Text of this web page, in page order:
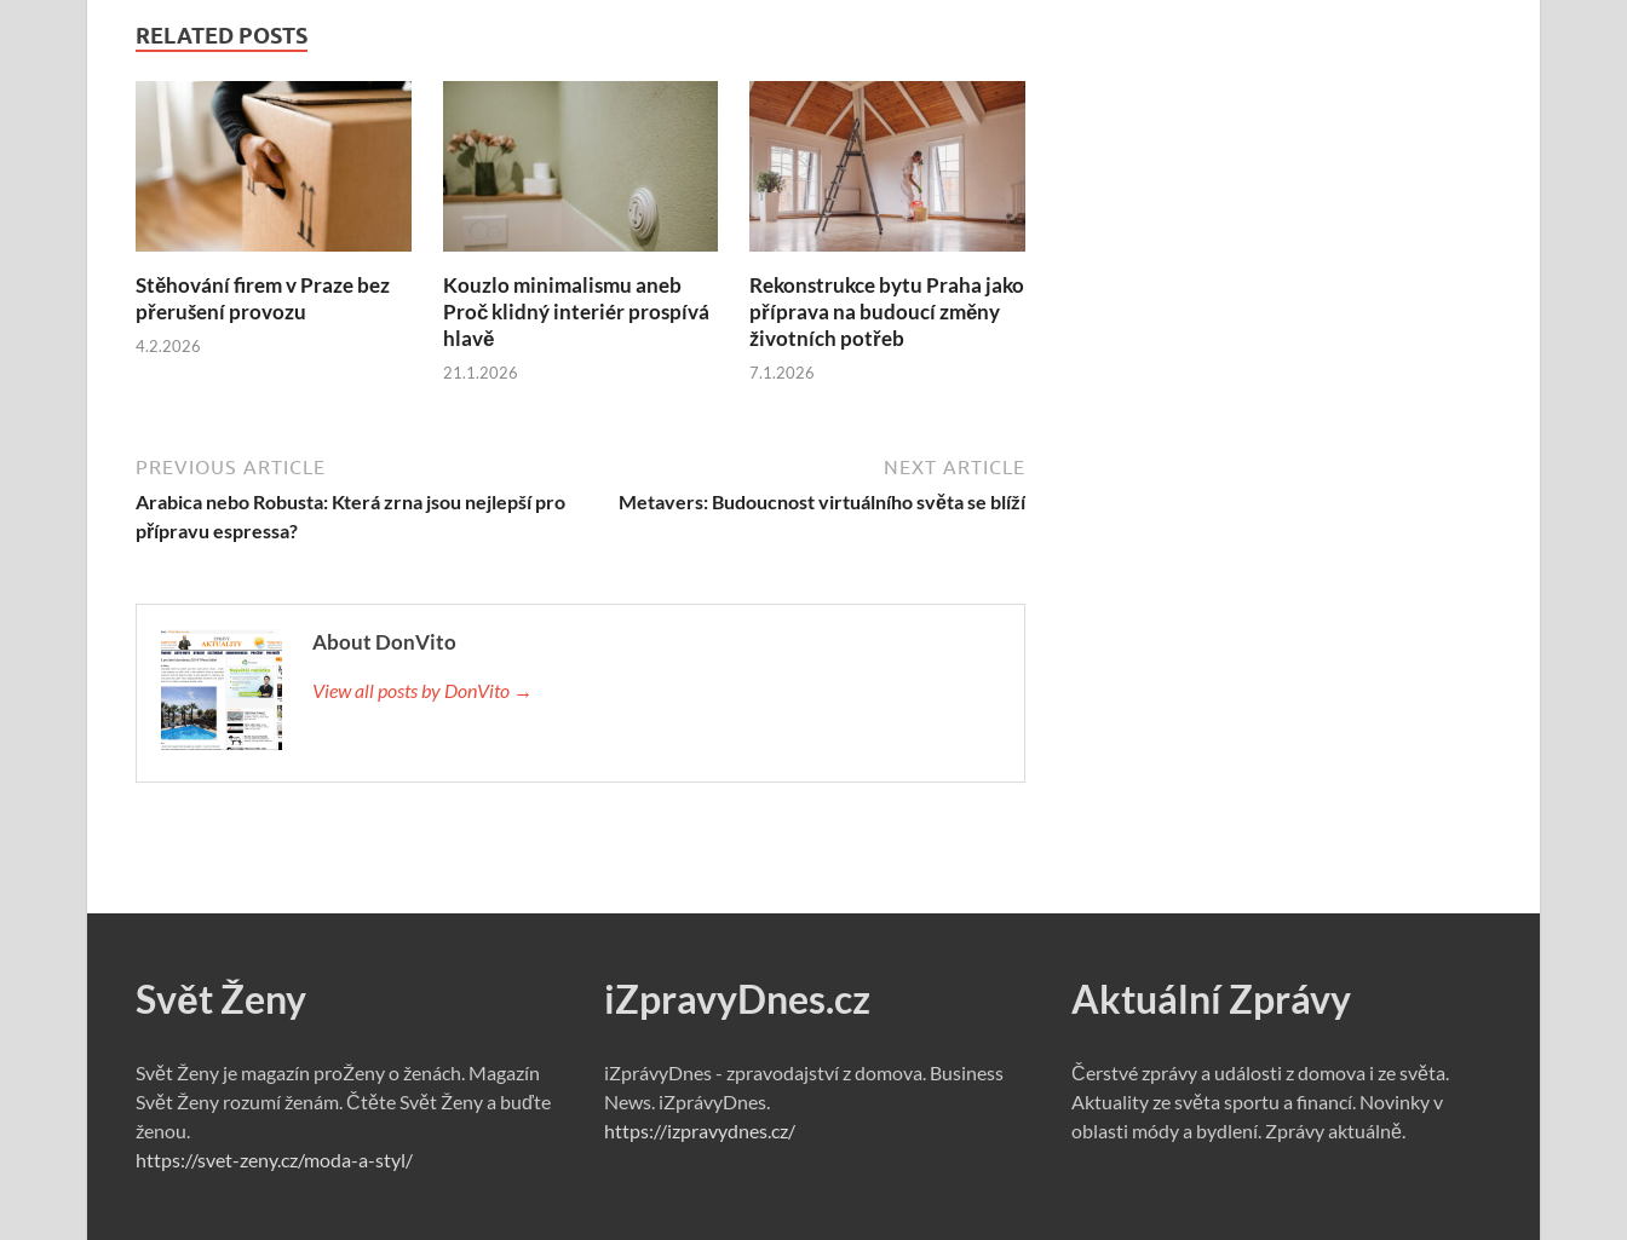
RELATED POSTS
Stěhování firem v Praze bez
přerušení provozu
4.2.2026
Kouzlo minimalismu aneb
Proč klidný interiér prospívá
hlavě
21.1.2026
Rekonstrukce bytu Praha jako
příprava na budoucí změny
životních potřeb
7.1.2026
PREVIOUS ARTICLE
Arabica nebo Robusta: Která zrna jsou nejlepší pro
přípravu espressa?
NEXT ARTICLE
Metavers: Budoucnost virtuálního světa se blíží
About DonVito
View all posts by DonVito →
Svět Ženy
Svět Ženy je magazín proŽeny o ženách. Magazín
Svět Ženy rozumí ženám. Čtěte Svět Ženy a buďte
ženou.
https://svet-zeny.cz/moda-a-styl/
iZpravyDnes.cz
iZprávyDnes - zpravodajství z domova. Business
News. iZprávyDnes.
https://izpravydnes.cz/
Aktuální Zprávy
Čerstvé zprávy a události z domova i ze světa.
Aktuality ze světa sportu a financí. Novinky v
oblasti módy a bydlení. Zprávy aktuálně.